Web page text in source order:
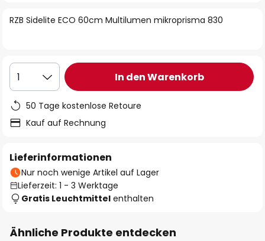
springen
RZB Sidelite ECO 60cm Multilumen mikroprisma 830
1 In den Warenkorb
50 Tage kostenlose Retoure
Kauf auf Rechnung
Lieferinformationen
Nur noch wenige Artikel auf Lager
Lieferzeit: 1 - 3 Werktage
Gratis Leuchtmittel enthalten
Ähnliche Produkte entdecken